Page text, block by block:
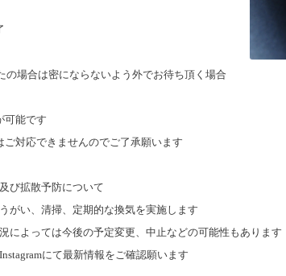
の場合は密にならないよう外でお待ち頂く場合
可能です
対応できませんのでご了承願います
び拡散予防について
がい、清掃、定期的な換気を実施します
によっては今後の予定変更、中止などの可能性もあります
Instagramにて最新情報をご確認願います